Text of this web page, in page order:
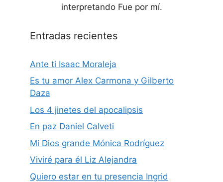
interpretando Fue por mí.
Entradas recientes
Ante ti Isaac Moraleja
Es tu amor Alex Carmona y Gilberto
Daza
Los 4 jinetes del apocalipsis
En paz Daniel Calveti
Mi Dios grande Mónica Rodríguez
Viviré para él Liz Alejandra
Quiero estar en tu presencia Ingrid